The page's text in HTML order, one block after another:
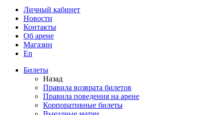
Личный кабинет
Новости
Контакты
Об арене
Магазин
En
Билеты
Назад
Правила возврата билетов
Правила поведения на арене
Корпоративные билеты